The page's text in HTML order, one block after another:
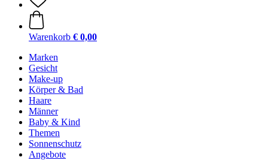
Warenkorb € 0,00
Marken
Gesicht
Make-up
Körper & Bad
Haare
Männer
Baby & Kind
Themen
Sonnenschutz
Angebote